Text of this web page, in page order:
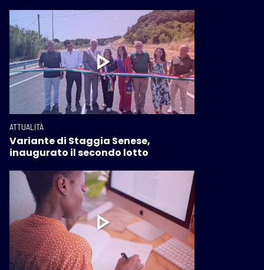
ATTUALITÀ
Variante di Staggia Senese,
inaugurato il secondo lotto